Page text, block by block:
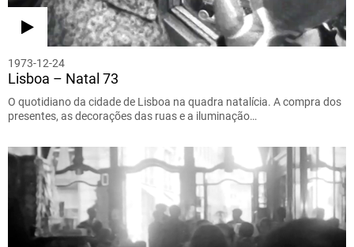
1973-12-24
Lisboa – Natal 73
O quotidiano da cidade de Lisboa na quadra natalícia. A compra dos
presentes, as decorações das ruas e a iluminação…